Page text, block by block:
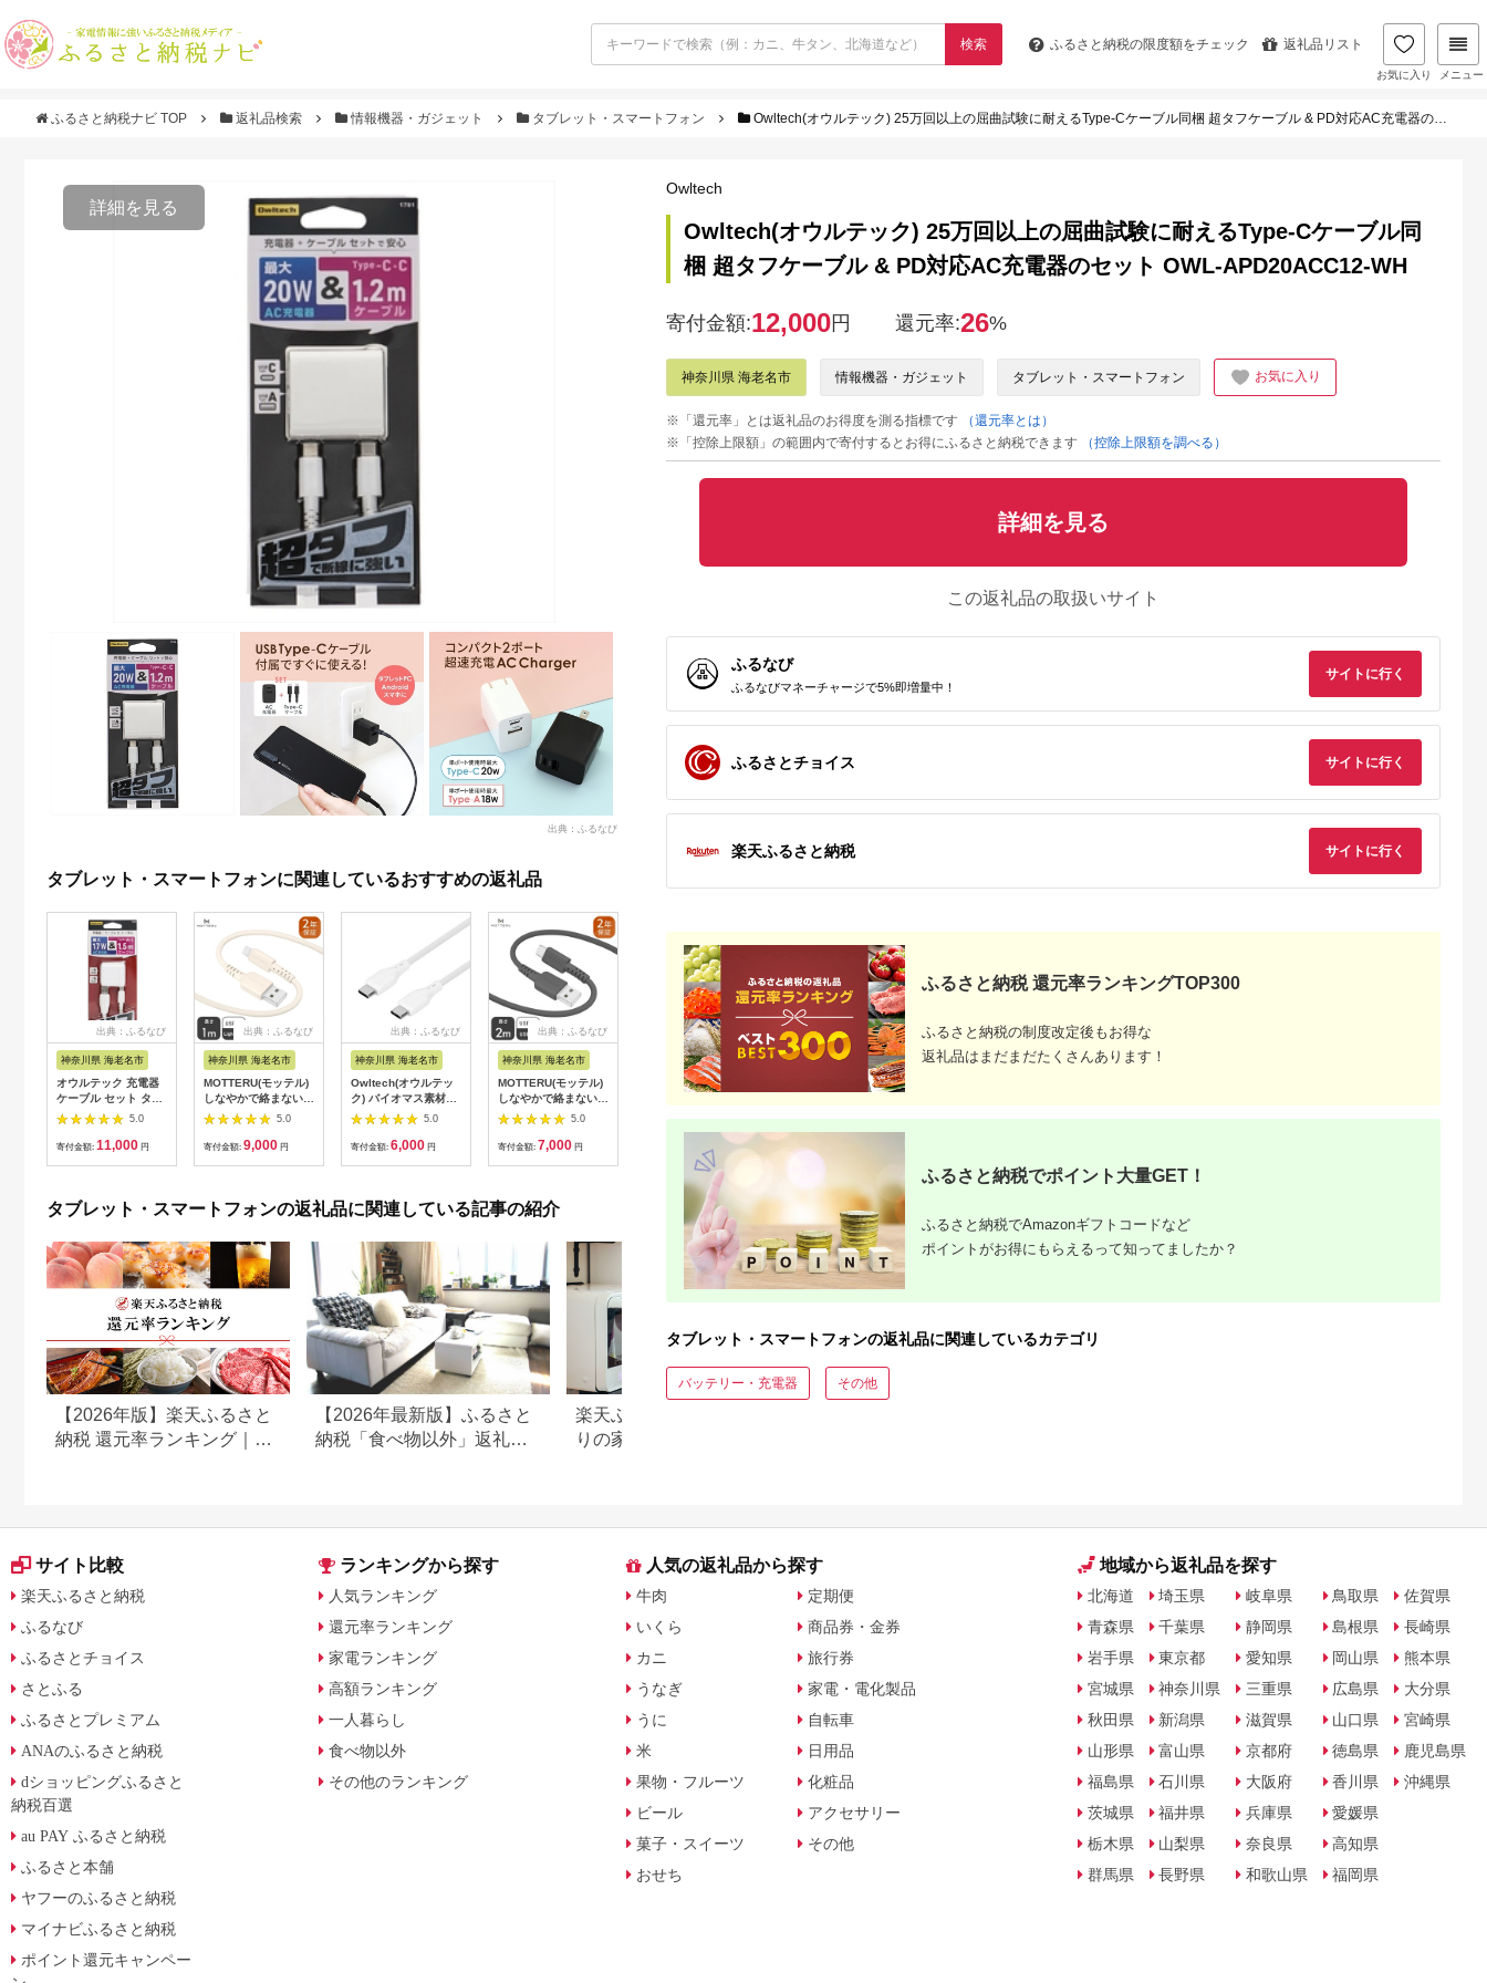
検索 ふるさと納税の限度額をチェック 返礼品リスト
お気に入り メニュー
ふるさと納税ナビ TOP 返礼品検索 情報機器・ガジェット タブレット・スマートフォン Owltech(オウルテック) 25万回以上の屈曲試験に耐えるType-Cケーブル同梱 超タフケーブル & PD対応AC充電器のセット OWL-APD20ACC12-WH
詳細を見る
出典：ふるなび
タブレット・スマートフォンに関連しているおすすめの返礼品
出典：ふるなび
神奈川県 海老名市
オウルテック 充電器
ケーブル セット タイ
プCケーブル & AC充
5.0
寄付金額: 11,000 円
出典：ふるなび
神奈川県 海老名市
MOTTERU(モッテル)
しなやかで絡まない
シリコンケーブル 充
電 データ転送対応
Apple MFi認証品
SCBALG100）アーモ
ーブル 充電ケーブル
タイプA ライトニング
ガジェット】
5.0
寄付金額: 9,000 円
出典：ふるなび
神奈川県 海老名市
Owltech(オウルテッ
ク) バイオマス素材使
用 耐屈曲2万回以上
PD60W充電／データ
転送 USB Type-C to
ワイト
5.0
寄付金額: 6,000 円
出典：ふるなび
神奈川県 海老名市
MOTTERU(モッテル)
しなやかで絡まない
シリコンケーブル 急
速充電 データ転送対
応 USB-A to USB-C
ーキーブラック 【 神
奈川県 海老名市 スマ
ブル タイプA ガジェ
5.0
寄付金額: 7,000 円
出典：ふるなび
神奈川県 海老名市
Owltech(オウルテッ
APD30C1A1R-BK ブ
5.0
出典：ふるなび
神奈川県 海老名市
ケーブル マグネット
5.0
寄付金額:
出典：ふるさとチョイ
東京都墨田区
5.0
出典：ふるなび
栃木県 那須烏山市
5.0 5.0
タブレット・スマートフォンの返礼品に関連している記事の紹介
【2026年版】楽天ふるさと
納税 還元率ランキング｜高
【2026年最新版】ふるさと
納税「食べ物以外」返礼品
楽天ふるさと納税でこだわ
りの家電探し。おすすめラ
Owltech
Owltech(オウルテック) 25万回以上の屈曲試験に耐えるType-Cケーブル同
梱 超タフケーブル & PD対応AC充電器のセット OWL-APD20ACC12-WH
寄付金額:12,000円 還元率:26%
神奈川県 海老名市 情報機器・ガジェット タブレット・スマートフォン お気に入り
※「還元率」とは返礼品のお得度を測る指標です
（還元率とは）
※「控除上限額」の範囲内で寄付するとお得にふるさと納税できます
（控除上限額を調べる）
詳細を見る
この返礼品の取扱いサイト
ふるなび
ふるなびマネーチャージで5%即増量中！
サイトに行く
ふるさとチョイス サイトに行く
楽天ふるさと納税 サイトに行く
ふるさと納税 還元率ランキングTOP300
ふるさと納税の制度改定後もお得な
返礼品はまだまだたくさんあります！
ふるさと納税でポイント大量GET！
ふるさと納税でAmazonギフトコードなど
ポイントがお得にもらえるって知ってましたか？
タブレット・スマートフォンの返礼品に関連しているカテゴリ
バッテリー・充電器 その他
サイト比較
楽天ふるさと納税
ふるなび
ふるさとチョイス
さとふる
ふるさとプレミアム
ANAのふるさと納税
dショッピングふるさと
納税百選
au PAY ふるさと納税
ふるさと本舗
ヤフーのふるさと納税
マイナビふるさと納税
ポイント還元キャンペー
ランキングから探す
人気ランキング
還元率ランキング
家電ランキング
高額ランキング
一人暮らし
食べ物以外
その他のランキング
人気の返礼品から探す
牛肉
いくら
カニ
うなぎ
うに
米
果物・フルーツ
ビール
菓子・スイーツ
おせち
定期便
商品券・金券
旅行券
家電・電化製品
自転車
日用品
化粧品
アクセサリー
その他
地域から返礼品を探す
北海道
青森県
岩手県
宮城県
秋田県
山形県
福島県
茨城県
栃木県
群馬県
埼玉県
千葉県
東京都
神奈川県
新潟県
富山県
石川県
福井県
山梨県
長野県
岐阜県
静岡県
愛知県
三重県
滋賀県
京都府
大阪府
兵庫県
奈良県
和歌山県
鳥取県
島根県
岡山県
広島県
山口県
徳島県
香川県
愛媛県
高知県
福岡県
佐賀県
長崎県
熊本県
大分県
宮崎県
鹿児島県
沖縄県